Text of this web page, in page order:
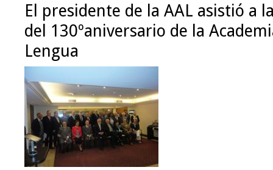
El presidente de la AAL asistió a
del 130ºaniversario de la
Lengua